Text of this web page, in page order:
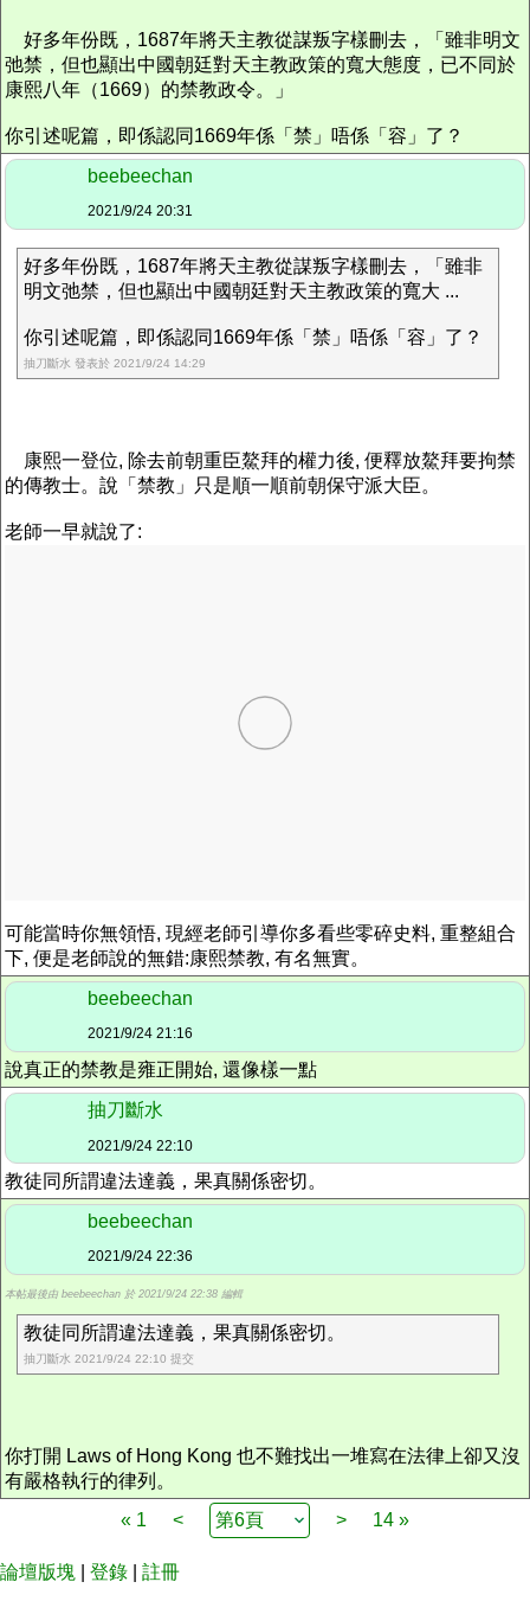
好多年份既，1687年將天主教從謀叛字樣刪去，「雖非明文
弛禁，但也顯出中國朝廷對天主教政策的寬大態度，已不同於
康熙八年（1669）的禁教政令。」
你引述呢篇，即係認同1669年係「禁」唔係「容」了？
beebeechan
2021/9/24 20:31
好多年份既，1687年將天主教從謀叛字樣刪去，「雖非
明文弛禁，但也顯出中國朝廷對天主教政策的寬大 ...
你引述呢篇，即係認同1669年係「禁」唔係「容」了？
抽刀斷水 發表於 2021/9/24 14:29
康熙一登位, 除去前朝重臣鰲拜的權力後, 便釋放鰲拜要拘禁
的傳教士。說「禁教」只是順一順前朝保守派大臣。
老師一早就說了:
可能當時你無領悟, 現經老師引導你多看些零碎史料, 重整組合
下, 便是老師說的無錯:康熙禁教, 有名無實。
beebeechan
2021/9/24 21:16
說真正的禁教是雍正開始, 還像樣一點
抽刀斷水
2021/9/24 22:10
教徒同所謂違法達義，果真關係密切。
beebeechan
2021/9/24 22:36
本帖最後由 beebeechan 於 2021/9/24 22:38 編輯
教徒同所謂違法達義，果真關係密切。
抽刀斷水 2021/9/24 22:10 提交
你打開 Laws of Hong Kong 也不難找出一堆寫在法律上卻又沒
有嚴格執行的律列。
« 1
< > 14 »
論壇版塊 登錄 註冊